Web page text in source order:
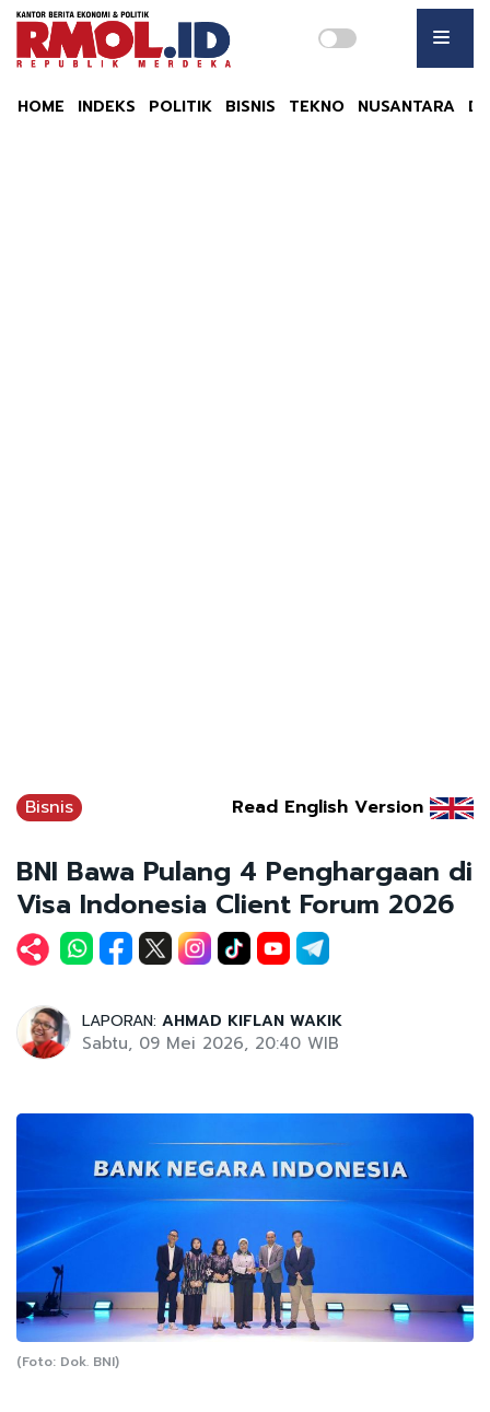
HOME INDEKS POLITIK BISNIS TEKNO NUSANTARA
Bisnis Read English Version
BNI Bawa Pulang 4 Penghargaan di
Visa Indonesia Client Forum 2026
LAPORAN: AHMAD KIFLAN WAKIK
Sabtu, 09 Mei 2026, 20:40 WIB
(Foto: Dok. BNI)